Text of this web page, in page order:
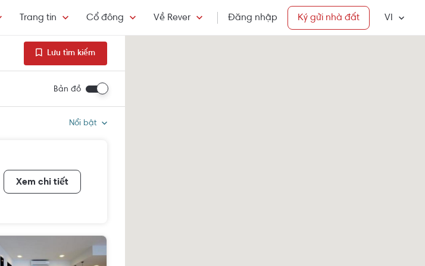
Trang tin Cổ đông Về Rever Đăng nhập Ký gửi nhà đất VI
Lưu tìm kiếm
Bản đồ
Nổi bật
Xem chi tiết